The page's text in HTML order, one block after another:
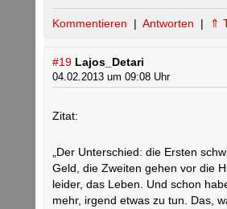
Kommentieren | Antworten | ⇑
#19 Lajos_Detari
04.02.2013 um 09:08 Uhr
Zitat:
„Der Unterschied: die Ersten
Geld, die Zweiten gehen vor die
leider, das Leben. Und schon
mehr, irgend etwas zu tun. Das,